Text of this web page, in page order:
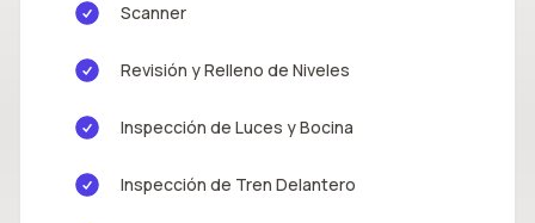
Scanner
Revisión y Relleno de Niveles
Inspección de Luces y Bocina
Inspección de Tren Delantero